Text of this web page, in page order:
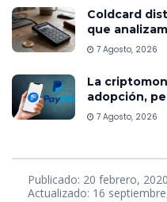
Coldcard
que
7 Agosto, 2026
La
adopción,
7 Agosto, 2026
Publicado: 20 febrero,
Actualizado: 16